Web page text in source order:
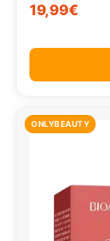
19,99€
ONLYBEAUTY